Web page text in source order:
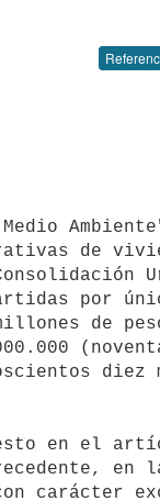
de
por
de
diez
en
carácter